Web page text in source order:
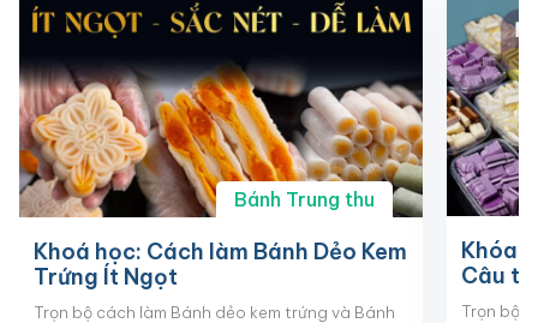
Bánh Trung thu
Khoá học: Cách làm Bánh Dẻo Kem
Trứng Ít Ngọt
Trọn bộ cách làm Bánh dẻo kem trứng và Bánh
Khóa
Câu
hàng
Trọn bộ